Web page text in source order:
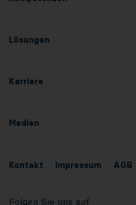
Lösungen
Karriere
Medien
Kontakt Impressum AGB
Folgen Sie uns auf